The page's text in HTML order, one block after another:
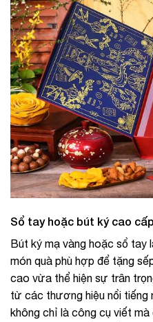
Sổ tay hoặc bút ký cao cấp
Bút ký mạ vàng hoặc sổ tay
món quà phù hợp để tặng
cao vừa thể hiện sự trân
từ các thương hiệu nổi tiếng
không chỉ là công cụ viết